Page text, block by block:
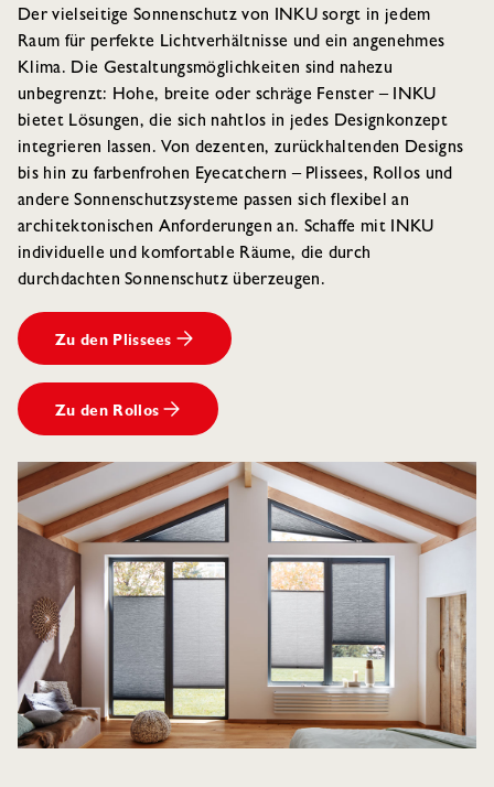
Der vielseitige Sonnenschutz von INKU sorgt in jedem
Raum für perfekte Lichtverhältnisse und ein angenehmes
Klima. Die Gestaltungsmöglichkeiten sind nahezu
unbegrenzt: Hohe, breite oder schräge Fenster – INKU
bietet Lösungen, die sich nahtlos in jedes Designkonzept
integrieren lassen. Von dezenten, zurückhaltenden Designs
bis hin zu farbenfrohen Eyecatchern – Plissees, Rollos und
andere Sonnenschutzsysteme passen sich flexibel an
architektonischen Anforderungen an. Schaffe mit INKU
individuelle und komfortable Räume, die durch
durchdachten Sonnenschutz überzeugen.
Zu den Plissees
Zu den Rollos